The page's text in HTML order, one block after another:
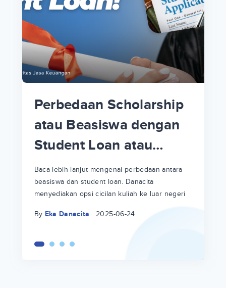
Perbedaan Scholarship
atau Beasiswa dengan
Student Loan atau
Cicilan Kuliah Luar
Negeri
Baca lebih lanjut mengenai perbedaan antara
beasiswa dan student loan. Danacita
menyediakan opsi cicilan kuliah ke luar negeri
By Eka Danacita 2025-06-24